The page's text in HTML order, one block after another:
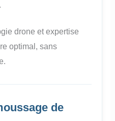
drone et expertise
optimal, sans
de